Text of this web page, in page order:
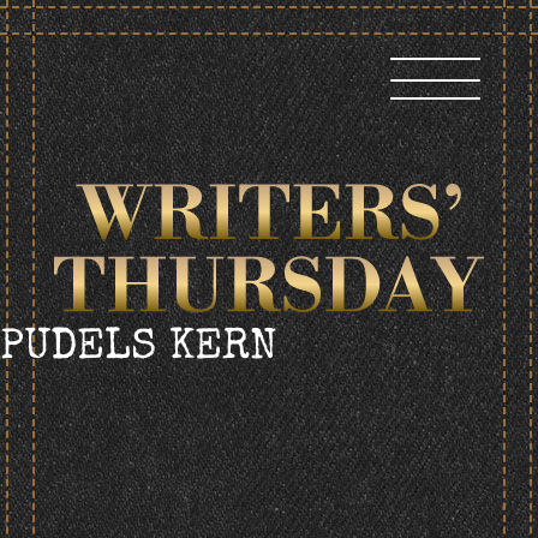
Skip
to
content
PUDELS KERN